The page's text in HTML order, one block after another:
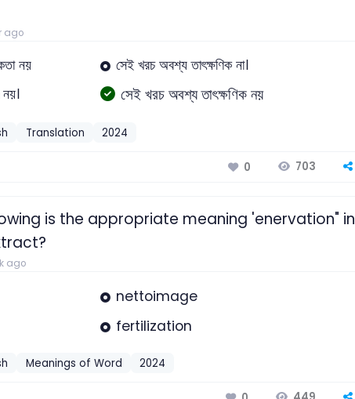
ago
নয়
সেই খরচ অবশ্য তাৎক্ষণিক না।
সেই খরচ অবশ্য তাৎক্ষণিক নয়
Translation 2024
0 703
is the appropriate meaning 'enervation" in
ago
nettoimage
fertilization
Meanings of Word 2024